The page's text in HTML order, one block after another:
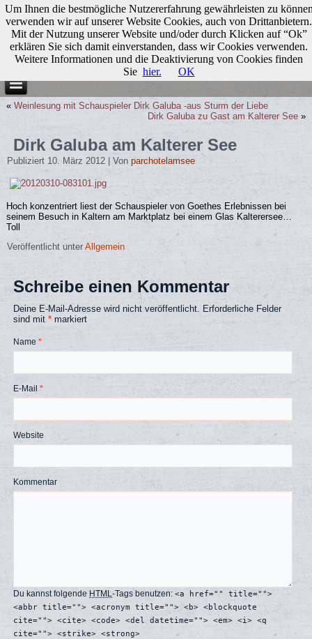
«Weinlesung mit Schauspieler Dirk Galuba -aus Sturm der Liebe
Dirk Galuba zu Gast am Kalterer See»
Dirk Galuba am Kalterer See
Publiziert 10. März 2012 |Von parchotelamsee
Hoch konzentriert liest der Schauspieler von Goethes Erlebnissen bei
seinem Besuch in Kaltern am Marktplatz bei einem Glas Kalterersee…
Toll
Veröffentlicht unter Allgemein
Schreibe einen Kommentar
Deine E-Mail-Adresse wird nicht veröffentlicht. Erforderliche Felder
sind mit* markiert
Name*
E-Mail*
Website
Kommentar
Du kannst folgende HTML-Tags benutzen:<a href="" title="">
<abbr title=""> <acronym title=""> <b> <blockquote
cite=""> <cite> <code> <del datetime=""> <em> <i> <q
cite=""> <strike> <strong>
Um Ihnen die bestmögliche Nutzererfahrung gewährleisten zu
verwenden wir auf unserer Website Cookies, auch von Drittanbietern.
Mit der Nutzung unserer Website und/oder durch Klicken auf “Ok”
erklären Sie sich damit einverstanden, dass wir Cookies verwenden.
Weitere Informationen und die Deaktivierung von Cookies finden
Sie hier. OK